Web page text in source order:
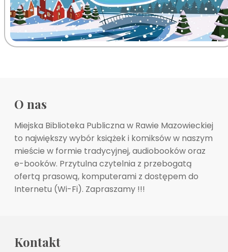
O nas
Miejska Biblioteka Publiczna w Rawie Mazowieckiej
to największy wybór książek i komiksów w naszym
mieście w formie tradycyjnej, audiobooków oraz
e-booków. Przytulna czytelnia z przebogatą
ofertą prasową, komputerami z dostępem do
Internetu (Wi-Fi). Zapraszamy !!!
Kontakt